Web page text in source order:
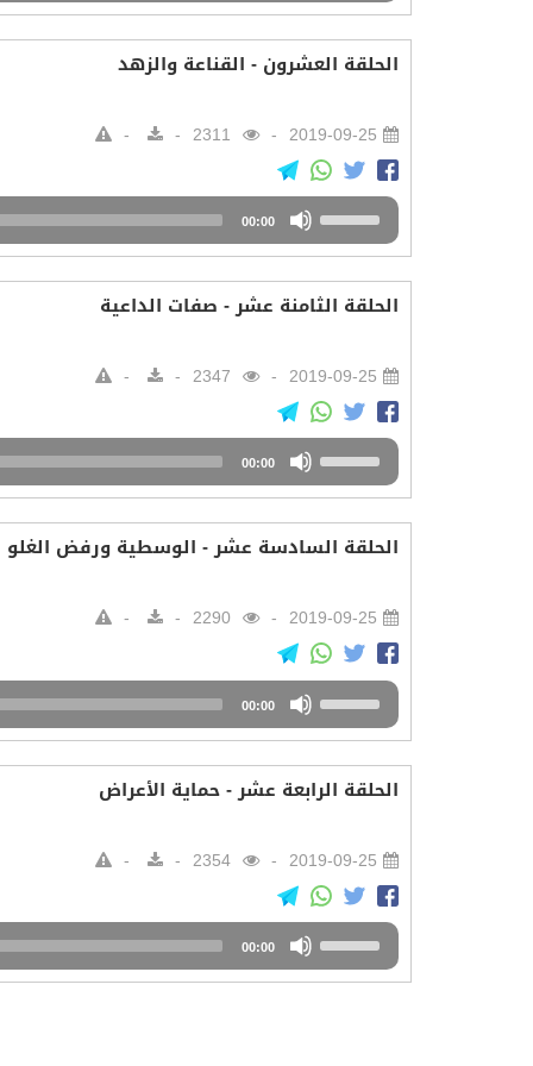
Arrow
keys
to
decrease
volume.
الحلقة العشرون - القناعة والزهد
2019-09-25
Audio
Player
00:00
Up/Down
Arrow
keys
to
decrease
volume.
الحلقة الثامنة عشر - صفات الداعية
2019-09-25
Audio
Player
00:00
Up/Down
Arrow
keys
to
decrease
volume.
الحلقة السادسة عشر - الوسطية ورفض الغلو
2019-09-25
Audio
Player
00:00
Up/Down
Arrow
keys
to
decrease
volume.
الحلقة الرابعة عشر - حماية الأعراض
2019-09-25
Audio
Player
00:00
Up/Down
Arrow